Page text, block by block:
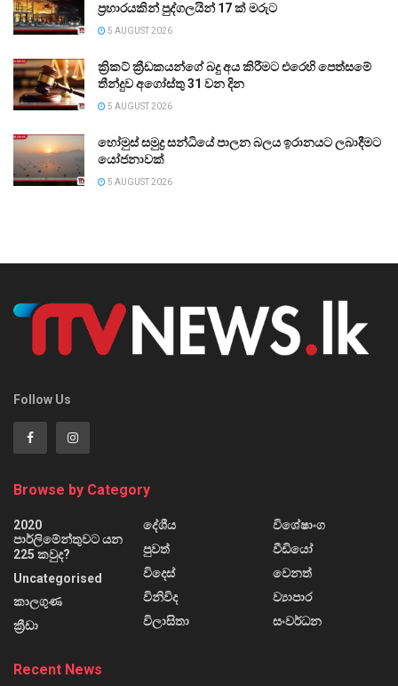
ප්‍රහාරයකින් පුද්ගලයින් 17 ක් මරුට
5 AUGUST 2026
ක්‍රිකට් ක්‍රීඩකයන්ගේ බදු අය කිරීමට එරෙහි පෙත්සමේ
තීන්දුව අගෝස්තු 31 වන දින
5 AUGUST 2026
හෝමුස් සමුද්‍ර සන්ධියේ පාලන බලය ඉරානයට ලබාදීමට
යෝජනාවක්
5 AUGUST 2026
Follow Us
Browse by Category
2020
පාර්ලිමේන්තුවට යන
225 කවුද?
Uncategorised
කාලගුණ
ක්‍රීඩා
දේශීය
පුවත්
විදෙස්
විනිවිද
විලාසිතා
විශේෂාංග
වීඩියෝ
වෙනත්
ව්‍යාපාර
සංවර්ධන
Recent News